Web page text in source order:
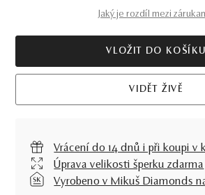
Jaký je rozdíl mezi
VLOŽIT DO KOŠÍKU
VIDĚT ŽIVĚ
Vrácení do 14 dnů i při koupi v
Úprava velikosti šperku zdarma
Vyrobeno v Mikuš Diamonds